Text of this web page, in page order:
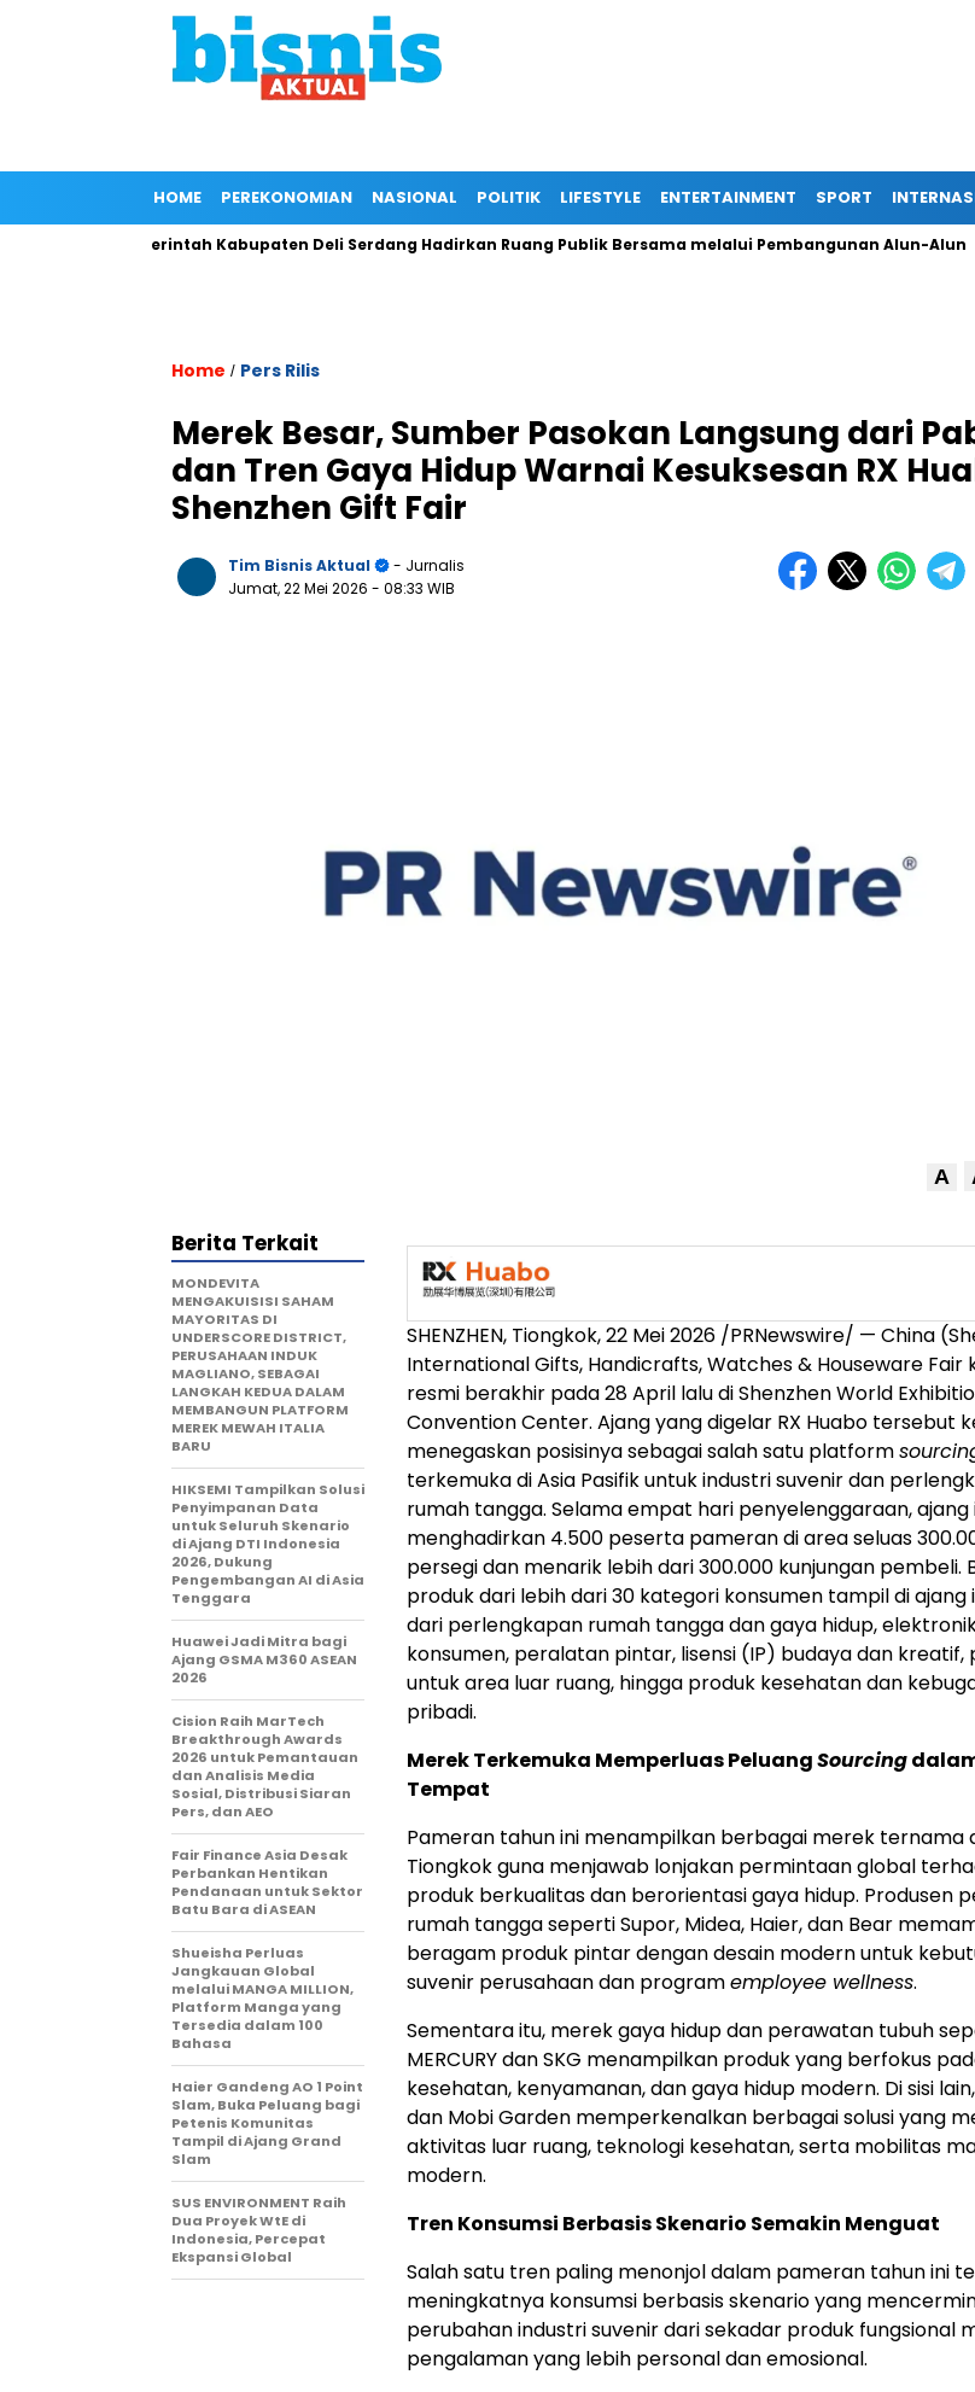
HOME PEREKONOMIAN NASIONAL POLITIK LIFESTYLE ENTERTAINMENT SPORT
Pemerintah Kabupaten Deli Serdang Hadirkan Ruang Publik Bersama melalui Pembangunan Alun-Alun
Home / Pers Rilis
Merek Besar, Sumber Pasokan Langsung dari
dan Tren Gaya Hidup Warnai Kesuksesan RX
Shenzhen Gift Fair
Tim Bisnis Aktual
- Jurnalis
Jumat, 22 Mei 2026 - 08:33 WIB
A
SHENZHEN, Tiongkok, 22 Mei 2026 /PRNewswire/ — China
International Gifts, Handicrafts, Watches & Houseware Fair
resmi berakhir pada 28 April lalu di Shenzhen World
Convention Center. Ajang yang digelar RX Huabo tersebut
menegaskan posisinya sebagai salah satu platform
terkemuka di Asia Pasifik untuk industri suvenir dan
rumah tangga. Selama empat hari penyelenggaraan, ajang
menghadirkan 4.500 peserta pameran di area seluas
persegi dan menarik lebih dari 300.000 kunjungan pembeli.
produk dari lebih dari 30 kategori konsumen tampil di ajang
dari perlengkapan rumah tangga dan gaya hidup,
konsumen, peralatan pintar, lisensi (IP) budaya dan kreatif,
untuk area luar ruang, hingga produk kesehatan dan
pribadi.
Merek Terkemuka Memperluas PeluangSourcing
Tempat
Pameran tahun ini menampilkan berbagai merek ternama
Tiongkok guna menjawab lonjakan permintaan global
produk berkualitas dan berorientasi gaya hidup. Produsen
rumah tangga seperti Supor, Midea, Haier, dan Bear
beragam produk pintar dengan desain modern untuk
suvenir perusahaan dan programemployee wellness.
Sementara itu, merek gaya hidup dan perawatan tubuh
MERCURY dan SKG menampilkan produk yang berfokus
kesehatan, kenyamanan, dan gaya hidup modern. Di sisi
dan Mobi Garden memperkenalkan berbagai solusi yang
aktivitas luar ruang, teknologi kesehatan, serta mobilitas
modern.
Tren Konsumsi Berbasis Skenario Semakin Menguat
Salah satu tren paling menonjol dalam pameran tahun ini
meningkatnya konsumsi berbasis skenario yang
perubahan industri suvenir dari sekadar produk fungsional
pengalaman yang lebih personal dan emosional.
Berita Terkait
MONDEVITA
MENGAKUISISI SAHAM
MAYORITAS DI
UNDERSCORE DISTRICT,
PERUSAHAAN INDUK
MAGLIANO, SEBAGAI
LANGKAH KEDUA DALAM
MEMBANGUN PLATFORM
MEREK MEWAH ITALIA
BARU
HIKSEMI Tampilkan Solusi
Penyimpanan Data
untuk Seluruh Skenario
di Ajang DTI Indonesia
2026, Dukung
Pengembangan AI di Asia
Tenggara
Huawei Jadi Mitra bagi
Ajang GSMA M360 ASEAN
2026
Cision Raih MarTech
Breakthrough Awards
2026 untuk Pemantauan
dan Analisis Media
Sosial, Distribusi Siaran
Pers, dan AEO
Fair Finance Asia Desak
Perbankan Hentikan
Pendanaan untuk Sektor
Batu Bara di ASEAN
Shueisha Perluas
Jangkauan Global
melalui MANGA MILLION,
Platform Manga yang
Tersedia dalam 100
Bahasa
Haier Gandeng AO 1 Point
Slam, Buka Peluang bagi
Petenis Komunitas
Tampil di Ajang Grand
Slam
SUS ENVIRONMENT Raih
Dua Proyek WtE di
Indonesia, Percepat
Ekspansi Global